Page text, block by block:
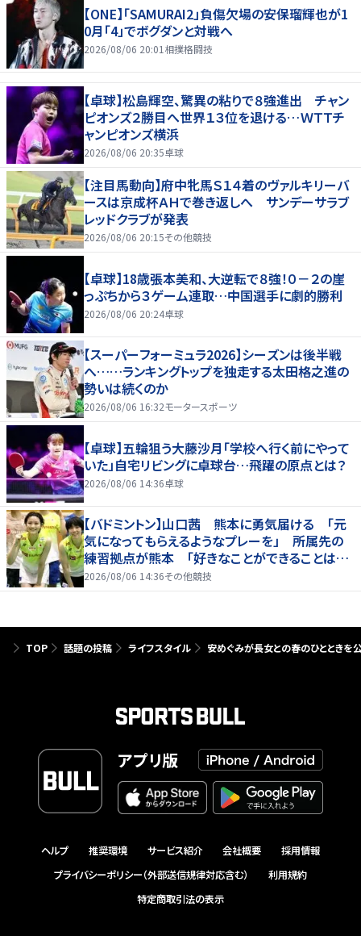
【ONE】「SAMURAI2」負傷欠場の安保瑠輝也が1
0月「4」でボグダンと対戦へ
2026/08/06 20:01 相撲格闘技
【卓球】松島輝空、驚異の粘りで８強進出 チャン
ピオンズ２勝目へ世界１３位を退ける…ＷＴＴチ
ャンピオンズ横浜
2026/08/06 20:35卓球
【注目馬動向】府中牝馬Ｓ１４着のヴァルキリーバ
ースは京成杯ＡＨで巻き返しへ サンデーサラブ
レッドクラブが発表
2026/08/06 20:15その他競技
【卓球】18歳張本美和、大逆転で８強！０－２の崖
っぷちから３ゲーム連取…中国選手に劇的勝利
2026/08/06 20:24卓球
【スーパーフォーミュラ2026】シーズンは後半戦
へ……ランキングトップを独走する太田格之進の
勢いは続くのか
2026/08/06 16:32モータースポーツ
【卓球】五輪狙う大藤沙月「学校へ行く前にやって
いた」自宅リビングに卓球台…飛躍の原点とは？
2026/08/06 14:36卓球
【バドミントン】山口茜 熊本に勇気届ける 「元
気になってもらえるようなプレーを」 所属先の
練習拠点が熊本 「好きなことができることは当
たり前じゃない」
2026/08/06 14:36その他競技
TOP 話題の投稿 ライフスタイル 安めぐみが長女との春のひとときを
アプリ版
ヘルプ 推奨環境 サービス紹介 会社概要
採用情報
プライバシーポリシー（外部送信規律対応含む）
利用規約
特定商取引法の表示